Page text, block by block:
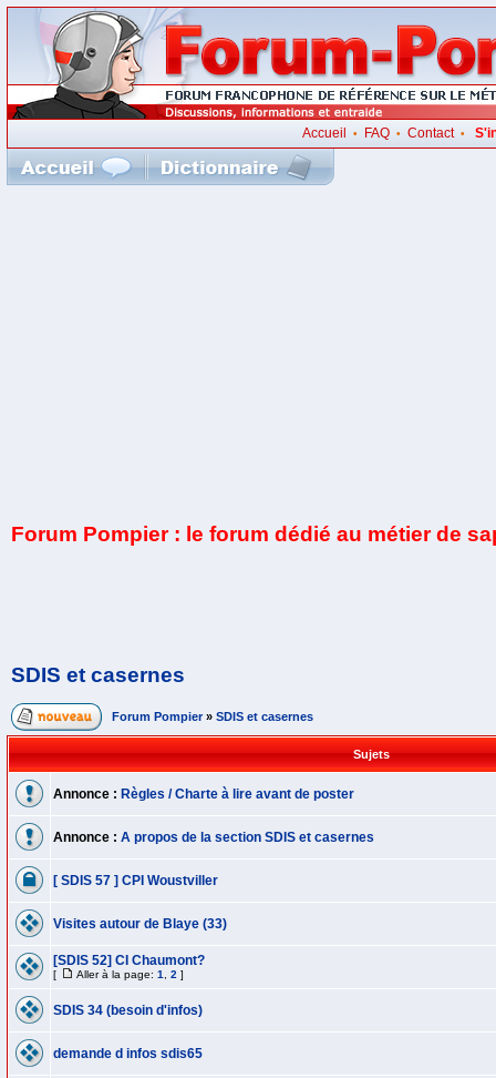
Accueil • FAQ •Contact•
Forum Pompier : le forum dédié au métier de
SDIS et casernes
Forum Pompier » SDIS et casernes
Sujets
Annonce : Règles / Charte à lire avant de poster
Annonce : A propos de la section SDIS et casernes
[ SDIS 57 ] CPI Woustviller
Visites autour de Blaye (33)
[SDIS 52] CI Chaumont?
[ Aller à la page: 1 2 ]
SDIS 34 (besoin d'infos)
demande d infos sdis65